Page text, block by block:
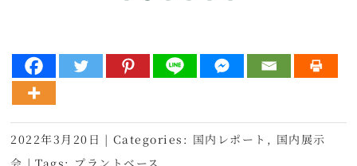
2022年3月20日 | Categories: 国内レポート , 国内展示
会 | Tags: プラントベース